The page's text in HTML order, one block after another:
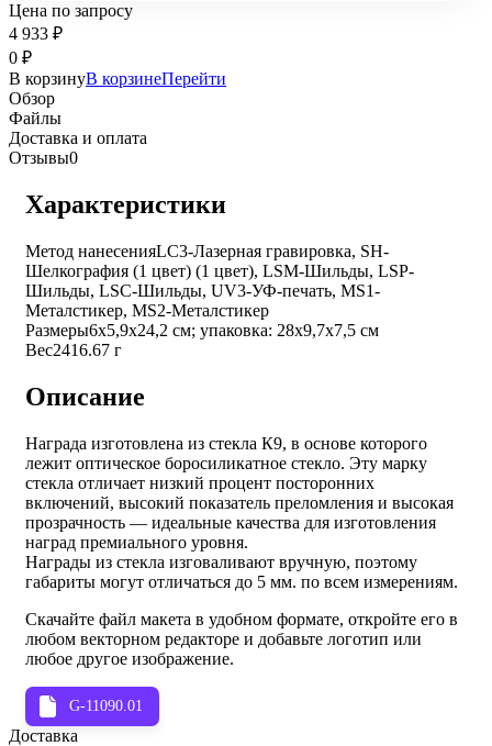
Цена по запросу
4 933 ₽
0 ₽
В корзинуВ корзинеПерейти
Обзор
Файлы
Доставка и оплата
Отзывы0
Характеристики
Метод нанесенияLC3-Лазерная гравировка, SH-
Шелкография (1 цвет) (1 цвет), LSM-Шильды, LSP-
Шильды, LSC-Шильды, UV3-УФ-печать, MS1-
Металстикер, MS2-Металстикер
Размеры6х5,9х24,2 см; упаковка: 28х9,7х7,5 см
Вес2416.67 г
Описание
Награда изготовлена из стекла К9, в основе которого
лежит оптическое боросиликатное стекло. Эту марку
стекла отличает низкий процент посторонних
включений, высокий показатель преломления и высокая
прозрачность — идеальные качества для изготовления
наград премиального уровня.
Награды из стекла изговаливают вручную, поэтому
габариты могут отличаться до 5 мм. по всем измерениям.
Скачайте файл макета в удобном формате, откройте его в
любом векторном редакторе и добавьте логотип или
любое другое изображение.
G-11090.01
Доставка